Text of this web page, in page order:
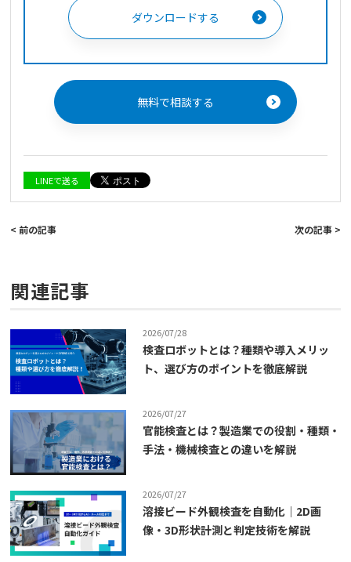
ダウンロードする
無料で相談する
LINEで送る
< 前の記事 次の記事 >
関連記事
2026/07/28
検査ロボットとは？種類や導入メリッ
ト、選び方のポイントを徹底解説
2026/07/27
官能検査とは？製造業での役割・種類・
手法・機械検査との違いを解説
2026/07/27
溶接ビード外観検査を自動化｜2D画
像・3D形状計測と判定技術を解説